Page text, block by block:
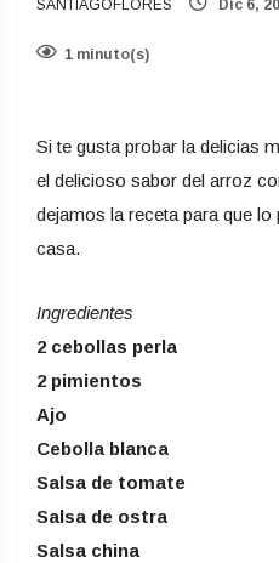
SANTIAGOFLORES Dic 6,
1 minuto(s)
Si te gusta probar la delicias
el delicioso sabor del arroz
dejamos la receta para que
casa.
Ingredientes
2 cebollas perla
2 pimientos
Ajo
Cebolla blanca
Salsa de tomate
Salsa de ostra
Salsa china